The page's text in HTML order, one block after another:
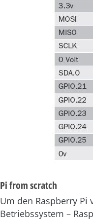
Pi from scratch
Um den Raspberry
Betriebssystem –